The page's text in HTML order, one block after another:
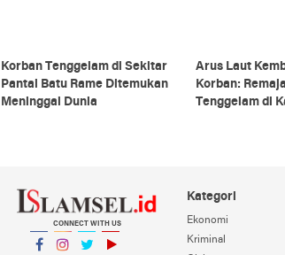
Korban Tenggelam di Sekitar
Pantai Batu Rame Ditemukan
Meninggal Dunia
Arus Laut
Korban:
Tenggelam di
CONNECT WITH US
Kategori
Ekonomi
Kriminal